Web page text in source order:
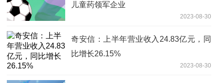
儿童药领军企业
2023-08-30
奇安信：上半年营业收入24.83亿元，同
比增长26.15%
2023-08-30